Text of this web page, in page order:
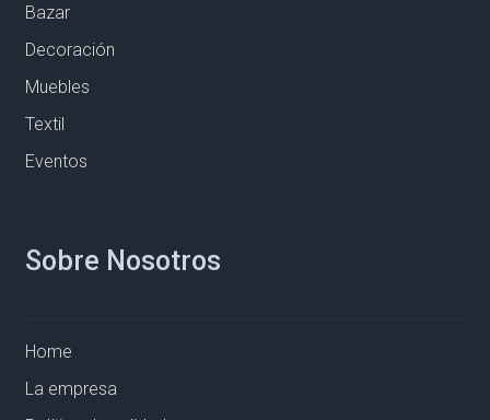
Bazar
Decoración
Muebles
Textil
Eventos
Sobre Nosotros
Home
La empresa